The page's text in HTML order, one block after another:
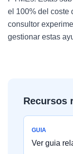
el 100% del coste
consultor
gestionar estas
Recursos
GUIA
Ver guia